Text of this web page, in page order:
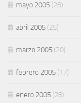
mayo 2005 (28)
abril 2005 (25)
marzo 2005 (20)
febrero 2005 (17)
enero 2005 (28)